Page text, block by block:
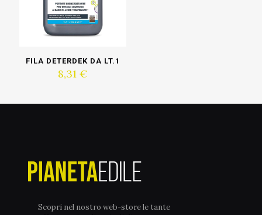
FILA DETERDEK DA LT.1
8,31€
Scopri nel nostro web-store le tante